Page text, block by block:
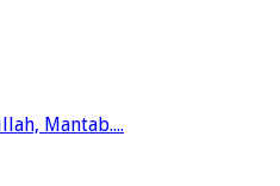
Mantab....